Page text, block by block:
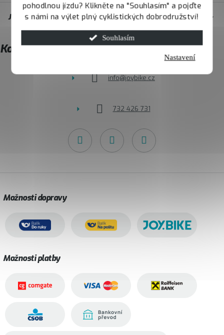
pohodlnou jízdu? Klikněte na "Souhlasím" a pojďte
s námi na výlet plný cyklistických dobrodružství!
Souhlasím
Nastavení
t
í
JOY.BIKE
Kontakt
info@joybike.cz
732 426 731
Možnosti dopravy
Možnosti platby